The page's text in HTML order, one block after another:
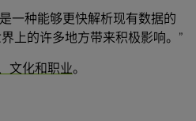
一种能够更快解析现有数据的
上的许多地方带来积极影响。”
文化和职业。